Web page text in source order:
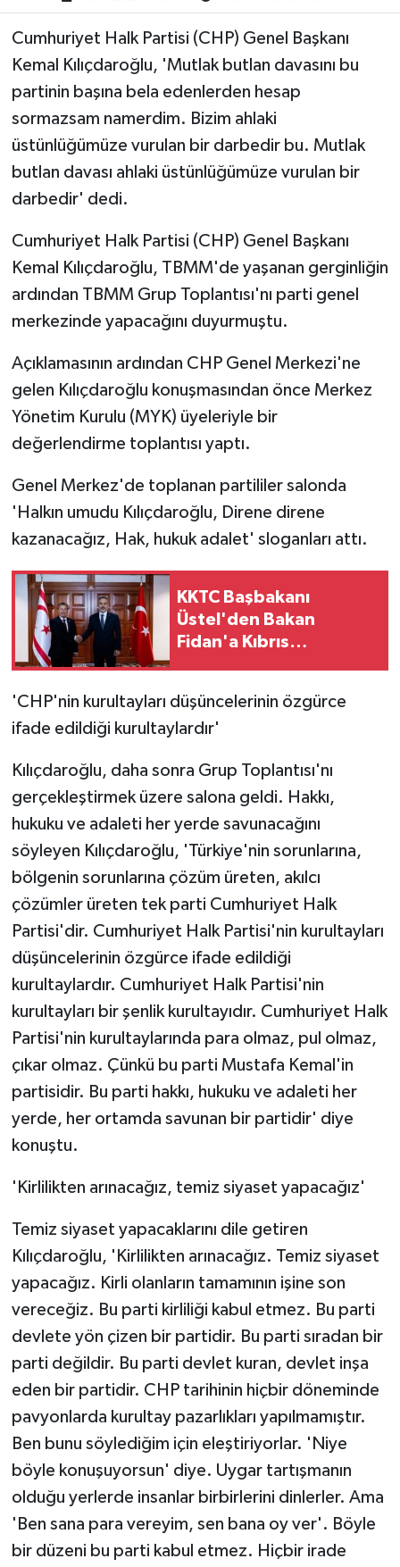
Cumhuriyet Halk Partisi (CHP) Genel Başkanı
Kemal Kılıçdaroğlu, 'Mutlak butlan davasını bu
partinin başına bela edenlerden hesap
sormazsam namerdim. Bizim ahlaki
üstünlüğümüze vurulan bir darbedir bu. Mutlak
butlan davası ahlaki üstünlüğümüze vurulan bir
darbedir' dedi.
Cumhuriyet Halk Partisi (CHP) Genel Başkanı
Kemal Kılıçdaroğlu, TBMM'de yaşanan gerginliğin
ardından TBMM Grup Toplantısı'nı parti genel
merkezinde yapacağını duyurmuştu.
Açıklamasının ardından CHP Genel Merkezi'ne
gelen Kılıçdaroğlu konuşmasından önce Merkez
Yönetim Kurulu (MYK) üyeleriyle bir
değerlendirme toplantısı yaptı.
Genel Merkez'de toplanan partililer salonda
'Halkın umudu Kılıçdaroğlu, Direne direne
kazanacağız, Hak, hukuk adalet' sloganları attı.
KKTC Başbakanı
Üstel'den Bakan
Fidan'a Kıbrıs
'CHP'nin kurultayları düşüncelerinin özgürce
ifade edildiği kurultaylardır'
Kılıçdaroğlu, daha sonra Grup Toplantısı'nı
gerçekleştirmek üzere salona geldi. Hakkı,
hukuku ve adaleti her yerde savunacağını
söyleyen Kılıçdaroğlu, 'Türkiye'nin sorunlarına,
bölgenin sorunlarına çözüm üreten, akılcı
çözümler üreten tek parti Cumhuriyet Halk
Partisi'dir. Cumhuriyet Halk Partisi'nin kurultayları
düşüncelerinin özgürce ifade edildiği
kurultaylardır. Cumhuriyet Halk Partisi'nin
kurultayları bir şenlik kurultayıdır. Cumhuriyet Halk
Partisi'nin kurultaylarında para olmaz, pul olmaz,
çıkar olmaz. Çünkü bu parti Mustafa Kemal'in
partisidir. Bu parti hakkı, hukuku ve adaleti her
yerde, her ortamda savunan bir partidir' diye
konuştu.
'Kirlilikten arınacağız, temiz siyaset yapacağız'
Temiz siyaset yapacaklarını dile getiren
Kılıçdaroğlu, 'Kirlilikten arınacağız. Temiz siyaset
yapacağız. Kirli olanların tamamının işine son
vereceğiz. Bu parti kirliliği kabul etmez. Bu parti
devlete yön çizen bir partidir. Bu parti sıradan bir
parti değildir. Bu parti devlet kuran, devlet inşa
eden bir partidir. CHP tarihinin hiçbir döneminde
pavyonlarda kurultay pazarlıkları yapılmamıştır.
Ben bunu söylediğim için eleştiriyorlar. 'Niye
böyle konuşuyorsun' diye. Uygar tartışmanın
olduğu yerlerde insanlar birbirlerini dinlerler. Ama
'Ben sana para vereyim, sen bana oy ver'. Böyle
bir düzeni bu parti kabul etmez. Hiçbir irade